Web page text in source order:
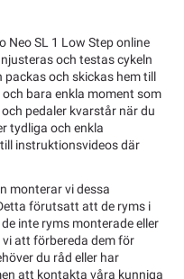
Neo SL 1 Low Step online
och testas cykeln
packas och skickas hem till
bara enkla moment som
pedaler kvarstår när du
tydliga och enkla
instruktionsvideos där
monterar vi dessa
förutsatt att de ryms i
inte ryms monterade eller
att förbereda dem för
du råd eller har
att kontakta våra kunniga